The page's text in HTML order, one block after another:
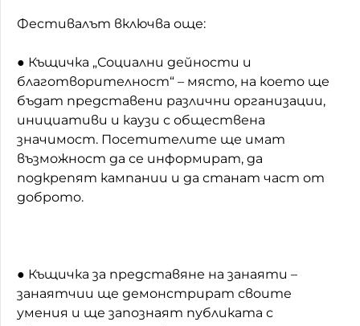
Фестивалът включва още:
● Къщичка „Социални дейности и
благотворителност“ – място, на което ще
бъдат представени различни организации,
инициативи и каузи с обществена
значимост. Посетителите ще имат
възможност да се информират, да
подкрепят кампании и да станат част от
доброто.
● Къщичка за представяне на занаяти –
занаятчии ще демонстрират своите
умения и ще запознаят публиката с